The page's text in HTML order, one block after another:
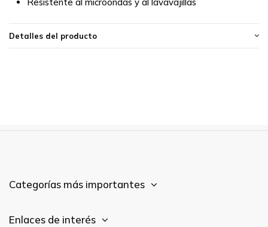
Detalles del producto
Categorías más importantes
Enlaces de interés